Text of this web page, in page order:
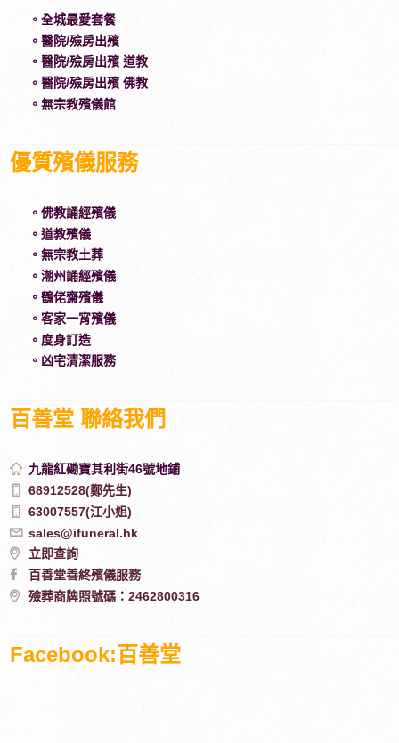
。全城最愛套餐
。醫院/殮房出殯
。醫院/殮房出殯 道教
。醫院/殮房出殯 佛教
。無宗教殯儀館
優質殯儀服務
。佛教誦經殯儀
。道教殯儀
。無宗教土葬
。潮州誦經殯儀
。鶴佬齋殯儀
。客家一宵殯儀
。度身訂造
。凶宅清潔服務
百善堂 聯絡我們
九龍紅磡寶其利街46號地鋪
68912528(鄭先生)
63007557(江小姐)
sales@ifuneral.hk
立即查詢
百善堂善終殯儀服務
殮葬商牌照號碼：2462800316
Facebook:百善堂